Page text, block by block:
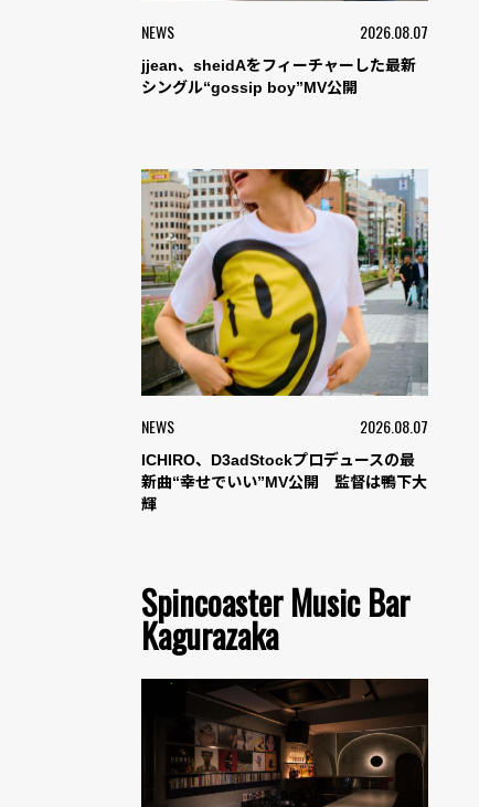
NEWS 2026.08.07
jjean、sheidAをフィーチャーした最新
シングル“gossip boy”MV公開
NEWS 2026.08.07
ICHIRO、D3adStockプロデュースの最
新曲“幸せでいい”MV公開 監督は鴨下大
輝
Spincoaster Music Bar
Kagurazaka